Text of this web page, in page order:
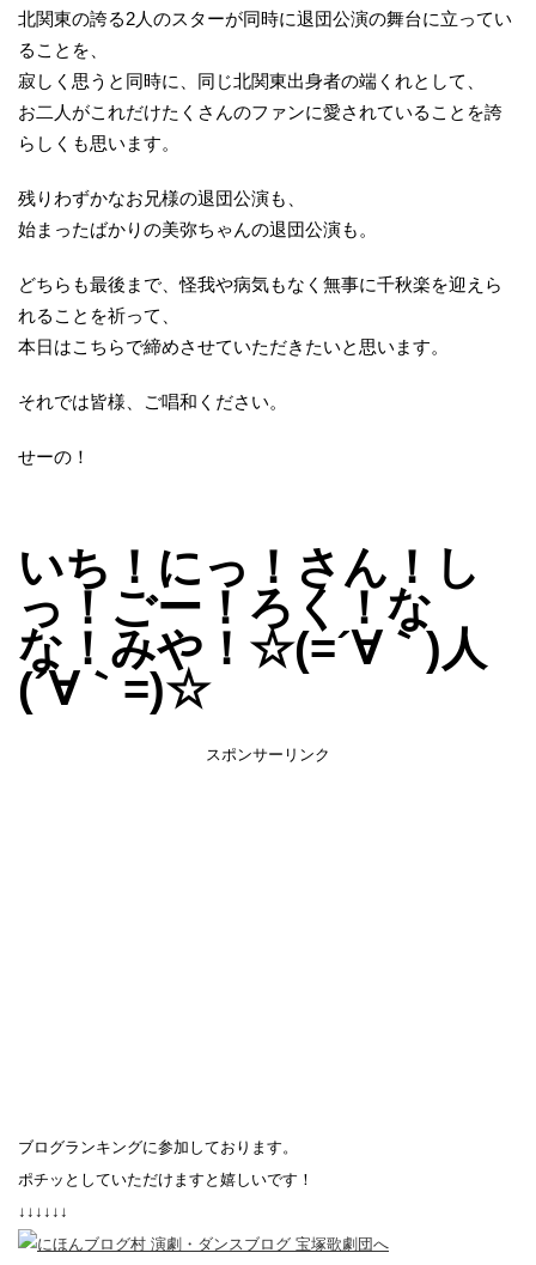
北関東の誇る2人のスターが同時に退団公演の舞台に立ってい
ることを、
寂しく思うと同時に、同じ北関東出身者の端くれとして、
お二人がこれだけたくさんのファンに愛されていることを誇
らしくも思います。
残りわずかなお兄様の退団公演も、
始まったばかりの美弥ちゃんの退団公演も。
どちらも最後まで、怪我や病気もなく無事に千秋楽を迎えら
れることを祈って、
本日はこちらで締めさせていただきたいと思います。
それでは皆様、ご唱和ください。
せーの！
いち！にっ！さん！し
っ！ごー！ろく！な
な！みや！☆(=´∀｀)人
(´∀｀=)☆
スポンサーリンク
ブログランキングに参加しております。
ポチッとしていただけますと嬉しいです！
↓↓↓↓↓↓